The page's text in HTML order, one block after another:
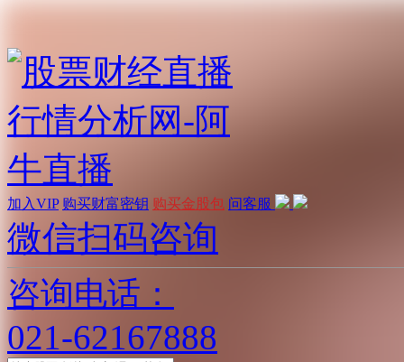
加入VIP 购买财富密钥 购买金股包 问客服
微信扫码咨询
咨询电话：
021-62167888